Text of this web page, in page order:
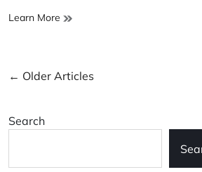
Learn More Prof
di
Posts
← Older Articles
Search